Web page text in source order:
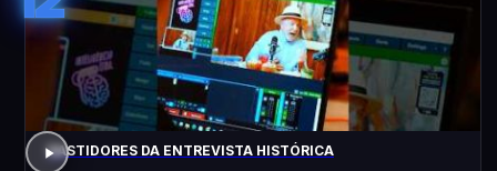
BASTIDORES DA ENTREVISTA HISTÓRICA